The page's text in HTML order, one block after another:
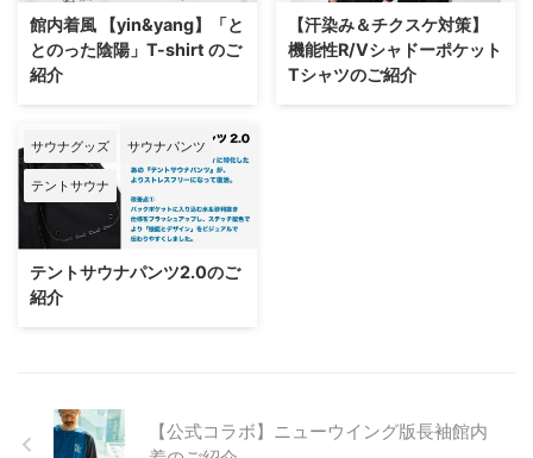
館内着風 【yin&yang】「と
とのった陰陽」T-shirt のご
紹介
【汗染み＆チクスケ対策】
機能性R/Vシャドーポケット
Tシャツのご紹介
サウナグッズ サウナパンツ
テントサウナ
テントサウナパンツ2.0のご
紹介
【公式コラボ】ニューウイング版長袖館内